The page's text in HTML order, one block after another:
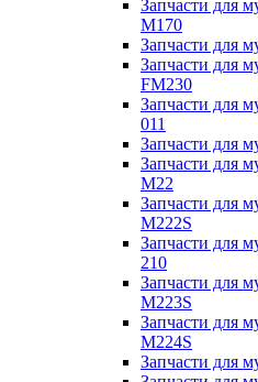
Запчасти для
M170
Запчасти для
Запчасти для
FM230
Запчасти для
011
Запчасти для
Запчасти для
M22
Запчасти для
M222S
Запчасти для
210
Запчасти для
M223S
Запчасти для
M224S
Запчасти для